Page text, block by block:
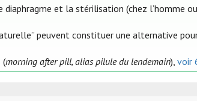
et la stérilisation (chez l’homme
peuvent constituer une alternative
(morning after pill, alias pilule du lendemain),voir